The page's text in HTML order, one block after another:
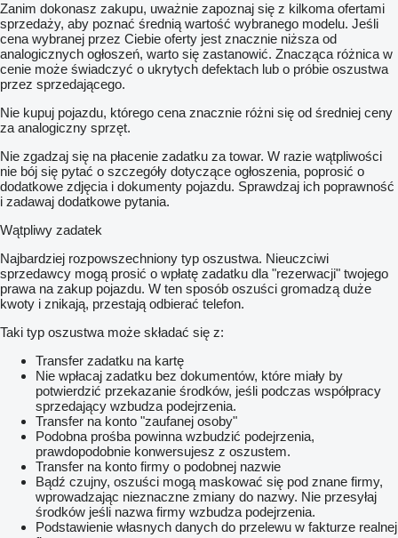
Zanim dokonasz zakupu, uważnie zapoznaj się z kilkoma ofertami
sprzedaży, aby poznać średnią wartość wybranego modelu. Jeśli
cena wybranej przez Ciebie oferty jest znacznie niższa od
analogicznych ogłoszeń, warto się zastanowić. Znacząca różnica w
cenie może świadczyć o ukrytych defektach lub o próbie oszustwa
przez sprzedającego.
Nie kupuj pojazdu, którego cena znacznie różni się od średniej ceny
za analogiczny sprzęt.
Nie zgadzaj się na płacenie zadatku za towar. W razie wątpliwości
nie bój się pytać o szczegóły dotyczące ogłoszenia, poprosić o
dodatkowe zdjęcia i dokumenty pojazdu. Sprawdzaj ich poprawność
i zadawaj dodatkowe pytania.
Wątpliwy zadatek
Najbardziej rozpowszechniony typ oszustwa. Nieuczciwi
sprzedawcy mogą prosić o wpłatę zadatku dla "rezerwacji" twojego
prawa na zakup pojazdu. W ten sposób oszuści gromadzą duże
kwoty i znikają, przestają odbierać telefon.
Taki typ oszustwa może składać się z:
Transfer zadatku na kartę
Nie wpłacaj zadatku bez dokumentów, które miały by
potwierdzić przekazanie środków, jeśli podczas współpracy
sprzedający wzbudza podejrzenia.
Transfer na konto "zaufanej osoby"
Podobna prośba powinna wzbudzić podejrzenia,
prawdopodobnie konwersujesz z oszustem.
Transfer na konto firmy o podobnej nazwie
Bądź czujny, oszuści mogą maskować się pod znane firmy,
wprowadzając nieznaczne zmiany do nazwy. Nie przesyłaj
środków jeśli nazwa firmy wzbudza podejrzenia.
Podstawienie własnych danych do przelewu w fakturze realnej